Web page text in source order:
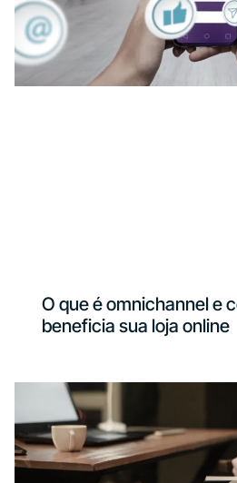
O que é omnichannel e
beneficia sua loja online